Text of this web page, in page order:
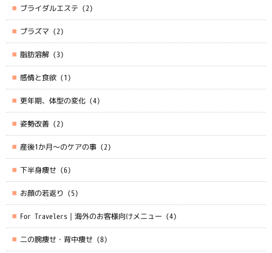
ブライダルエステ (2)
プラズマ (2)
脂肪溶解 (3)
感情と食欲 (1)
更年期、体型の変化 (4)
姿勢改善 (2)
産後1か月～のケアの事 (2)
下半身痩せ (6)
お顔の若返り (5)
For Travelers｜海外のお客様向けメニュー (4)
二の腕痩せ・背中痩せ (8)